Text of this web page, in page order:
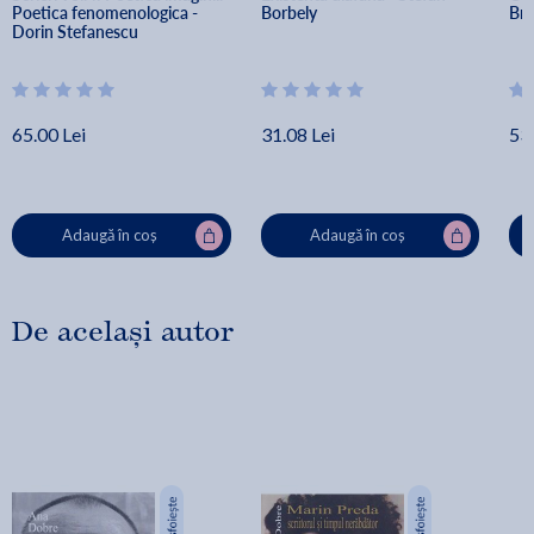
Poetica fenomenologica -
Dorin Stefanescu
65.00 Lei
Adaugă în coș
Borbely
31.08 Lei
Adaugă în coș
De același autor